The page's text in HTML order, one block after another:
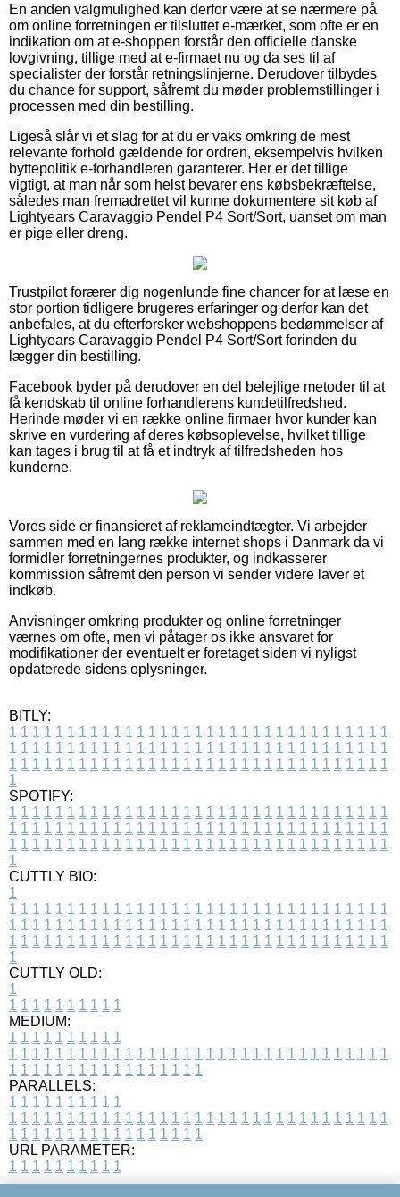
En anden valgmulighed kan derfor være at se nærmere på
om online forretningen er tilsluttet e-mærket, som ofte er en
indikation om at e-shoppen forstår den officielle danske
lovgivning, tillige med at e-firmaet nu og da ses til af
specialister der forstår retningslinjerne. Derudover tilbydes
du chance for support, såfremt du møder problemstillinger i
processen med din bestilling.
Ligeså slår vi et slag for at du er vaks omkring de mest
relevante forhold gældende for ordren, eksempelvis hvilken
byttepolitik e-forhandleren garanterer. Her er det tillige
vigtigt, at man når som helst bevarer ens købsbekræftelse,
således man fremadrettet vil kunne dokumentere sit køb af
Lightyears Caravaggio Pendel P4 Sort/Sort, uanset om man
er pige eller dreng.
Trustpilot forærer dig nogenlunde fine chancer for at læse en
stor portion tidligere brugeres erfaringer og derfor kan det
anbefales, at du efterforsker webshoppens bedømmelser af
Lightyears Caravaggio Pendel P4 Sort/Sort forinden du
lægger din bestilling.
Facebook byder på derudover en del belejlige metoder til at
få kendskab til online forhandlerens kundetilfredshed.
Herinde møder vi en række online firmaer hvor kunder kan
skrive en vurdering af deres købsoplevelse, hvilket tillige
kan tages i brug til at få et indtryk af tilfredsheden hos
kunderne.
Vores side er finansieret af reklameindtægter. Vi arbejder
sammen med en lang række internet shops i Danmark da vi
formidler forretningernes produkter, og indkasserer
kommission såfremt den person vi sender videre laver et
indkøb.
Anvisninger omkring produkter og online forretninger
værnes om ofte, men vi påtager os ikke ansvaret for
modifikationer der eventuelt er foretaget siden vi nyligst
opdaterede sidens oplysninger.
BITLY:
1 1 1 1 1 1 1 1 1 1 1 1 1 1 1 1 1 1 1 1 1 1 1 1 1 1 1 1 1 1 1 1 1
1 1 1 1 1 1 1 1 1 1 1 1 1 1 1 1 1 1 1 1 1 1 1 1 1 1 1 1 1 1 1 1 1
1 1 1 1 1 1 1 1 1 1 1 1 1 1 1 1 1 1 1 1 1 1 1 1 1 1 1 1 1 1 1 1 1
1
SPOTIFY:
1 1 1 1 1 1 1 1 1 1 1 1 1 1 1 1 1 1 1 1 1 1 1 1 1 1 1 1 1 1 1 1 1
1 1 1 1 1 1 1 1 1 1 1 1 1 1 1 1 1 1 1 1 1 1 1 1 1 1 1 1 1 1 1 1 1
1 1 1 1 1 1 1 1 1 1 1 1 1 1 1 1 1 1 1 1 1 1 1 1 1 1 1 1 1 1 1 1 1
1
CUTTLY BIO:
1
1 1 1 1 1 1 1 1 1 1 1 1 1 1 1 1 1 1 1 1 1 1 1 1 1 1 1 1 1 1 1 1 1
1 1 1 1 1 1 1 1 1 1 1 1 1 1 1 1 1 1 1 1 1 1 1 1 1 1 1 1 1 1 1 1 1
1 1 1 1 1 1 1 1 1 1 1 1 1 1 1 1 1 1 1 1 1 1 1 1 1 1 1 1 1 1 1 1 1
1
CUTTLY OLD:
1
1 1 1 1 1 1 1 1 1 1
MEDIUM:
1 1 1 1 1 1 1 1 1 1
1 1 1 1 1 1 1 1 1 1 1 1 1 1 1 1 1 1 1 1 1 1 1 1 1 1 1 1 1 1 1 1 1
1 1 1 1 1 1 1 1 1 1 1 1 1 1 1 1 1
PARALLELS:
1 1 1 1 1 1 1 1 1 1
1 1 1 1 1 1 1 1 1 1 1 1 1 1 1 1 1 1 1 1 1 1 1 1 1 1 1 1 1 1 1 1 1
1 1 1 1 1 1 1 1 1 1 1 1 1 1 1 1 1
URL PARAMETER:
1 1 1 1 1 1 1 1 1 1